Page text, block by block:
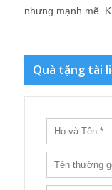
nhưng mạnh mẽ.
Quà tặng tài